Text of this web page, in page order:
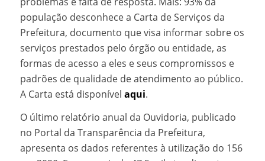
população desconhece a Carta de Serviços da
Prefeitura, documento que visa informar sobre os
serviços prestados pelo órgão ou entidade, as
formas de acesso a eles e seus compromissos e
padrões de qualidade de atendimento ao público.
A Carta está disponível aqui.
O último relatório anual da Ouvidoria, publicado
no Portal da Transparência da Prefeitura,
apresenta os dados referentes à utilização do 156